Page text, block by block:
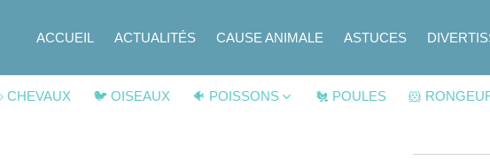
ACCUEIL ACTUALITÉS CAUSE ANIMALE ASTUCES
CHEVAUX 🐦 OISEAUX 🐠 POISSONS 🐔 POULES 🐹